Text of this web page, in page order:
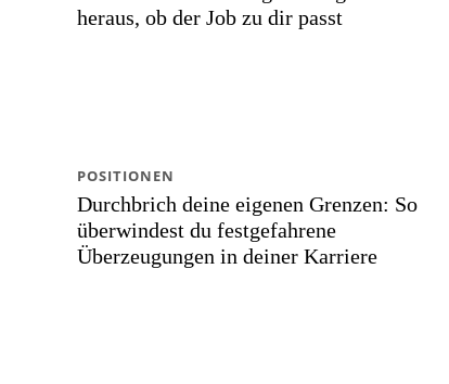
heraus, ob der Job zu dir passt
Durchbrich deine eigenen Grenzen: So
überwindest du festgefahrene
Überzeugungen in deiner Karriere
POSITIONEN